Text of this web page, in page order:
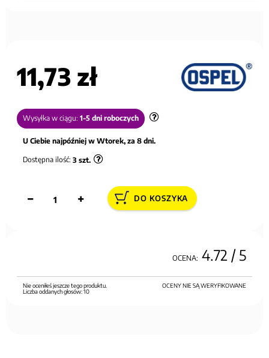
11,73 zł
Wysyłka w ciągu: 1-5 dni roboczych
U Ciebie najpóźniej w Wtorek, za 8 dni.
Dostępna ilość: 3 szt.
DO KOSZYKA
OCENA: 4.72 / 5
OCENY NIE SĄ WERYFIKOWANE
Nie oceniłeś jeszcze tego produktu.
Liczba oddanych głosów:10